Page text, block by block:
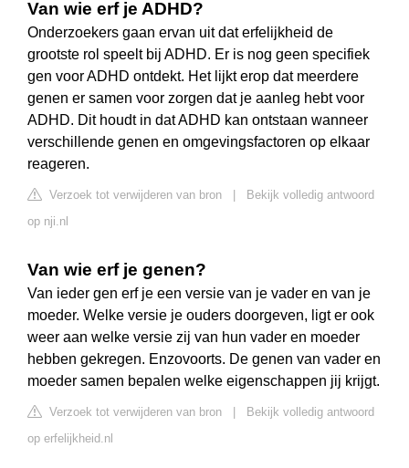
Van wie erf je ADHD?
Onderzoekers gaan ervan uit dat erfelijkheid de
grootste rol speelt bij ADHD. Er is nog geen specifiek
gen voor ADHD ontdekt. Het lijkt erop dat meerdere
genen er samen voor zorgen dat je aanleg hebt voor
ADHD. Dit houdt in dat ADHD kan ontstaan wanneer
verschillende genen en omgevingsfactoren op elkaar
reageren.
Verzoek tot verwijderen van bron
Bekijk volledig antwoord
op nji.nl
Van wie erf je genen?
Van ieder gen erf je een versie van je vader en van je
moeder. Welke versie je ouders doorgeven, ligt er ook
weer aan welke versie zij van hun vader en moeder
hebben gekregen. Enzovoorts. De genen van vader en
moeder samen bepalen welke eigenschappen jij krijgt.
Verzoek tot verwijderen van bron
Bekijk volledig antwoord
op erfelijkheid.nl